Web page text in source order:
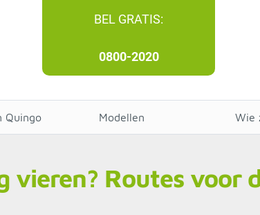
BEL GRATIS:
0800-2020
Quingo Modellen Wie
vieren? Routes voor